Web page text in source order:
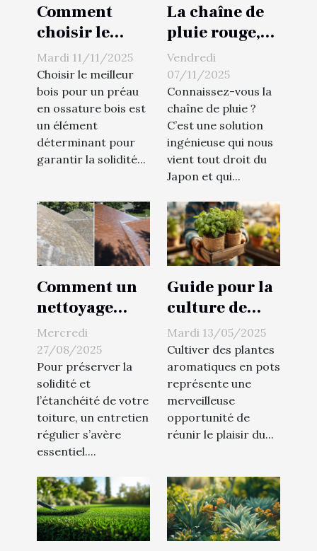
Comment
choisir le
meilleur bois
pour votre
préau en
ossature bois
?
Mardi 11/11/2025
Choisir le meilleur
bois pour un préau
en ossature bois est
un élément
déterminant pour
garantir la solidité...
La chaîne de
pluie rouge,
une
alternative
fun et
moderne aux
gouttières !
Vendredi
07/11/2025
Connaissez-vous la
chaîne de pluie ?
C’est une solution
ingénieuse qui nous
vient tout droit du
Japon et qui...
Comment un
nettoyage
professionnel
prolonge la
durée de vie
de votre
toiture ?
Mercredi
27/08/2025
Pour préserver la
solidité et
l’étanchéité de votre
toiture, un entretien
régulier s’avère
essentiel....
Guide pour la
culture de
plantes
aromatiques
en pots
Mardi 13/05/2025
Cultiver des plantes
aromatiques en pots
représente une
merveilleuse
opportunité de
réunir le plaisir du...